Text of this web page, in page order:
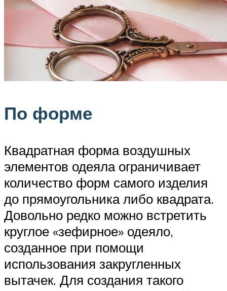
По форме
Квадратная форма воздушных
элементов одеяла ограничивает
количество форм самого изделия
до прямоугольника либо квадрата.
Довольно редко можно встретить
круглое «зефирное» одеяло,
созданное при помощи
использования закругленных
вытачек. Для создания такого